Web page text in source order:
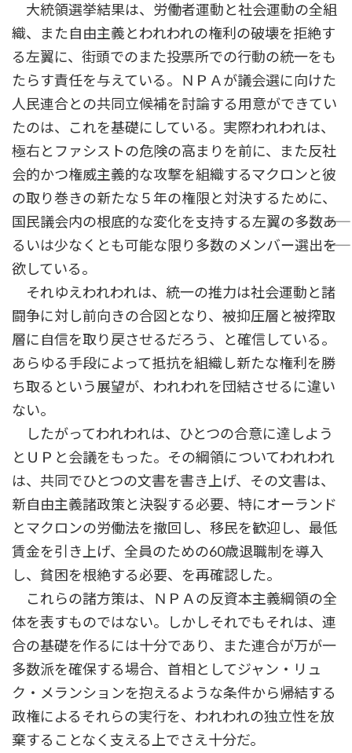
大統領選挙結果は、労働者運動と社会運動の全組
織、また自由主義とわれわれの権利の破壊を拒絶す
る左翼に、街頭でのまた投票所での行動の統一をも
たらす責任を与えている。ＮＰＡが議会選に向けた
人民連合との共同立候補を討論する用意ができてい
たのは、これを基礎にしている。実際われわれは、
極右とファシストの危険の高まりを前に、また反社
会的かつ権威主義的な攻撃を組織するマクロンと彼
の取り巻きの新たな５年の権限と対決するために、
国民議会内の根底的な変化を支持する左翼の多数――あ
るいは少なくとも可能な限り多数のメンバー選出――を
欲している。
それゆえわれわれは、統一の推力は社会運動と諸
闘争に対し前向きの合図となり、被抑圧層と被搾取
層に自信を取り戻させるだろう、と確信している。
あらゆる手段によって抵抗を組織し新たな権利を勝
ち取るという展望が、われわれを団結させるに違い
ない。
したがってわれわれは、ひとつの合意に達しよう
とＵＰと会議をもった。その綱領についてわれわれ
は、共同でひとつの文書を書き上げ、その文書は、
新自由主義諸政策と決裂する必要、特にオーランド
とマクロンの労働法を撤回し、移民を歓迎し、最低
賃金を引き上げ、全員のための60歳退職制を導入
し、貧困を根絶する必要、を再確認した。
これらの諸方策は、ＮＰＡの反資本主義綱領の全
体を表すものではない。しかしそれでもそれは、連
合の基礎を作るには十分であり、また連合が万が一
多数派を確保する場合、首相としてジャン・リュ
ク・メランションを抱えるような条件から帰結する
政権によるそれらの実行を、われわれの独立性を放
棄することなく支える上でさえ十分だ。